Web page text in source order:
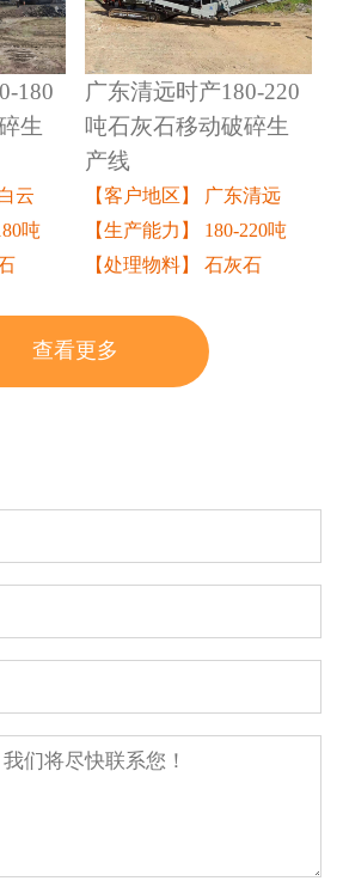
180
生
云
吨
广东清远时产180-220
吨石灰石移动破碎生
产线
【客户地区】 广东清远
【生产能力】 180-220吨
【处理物料】 石灰石
查看更多